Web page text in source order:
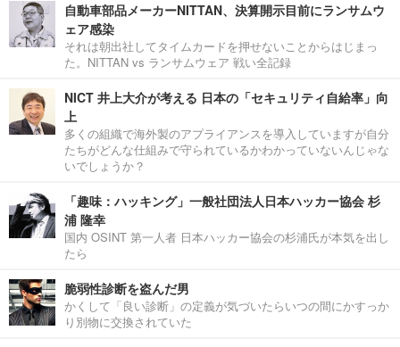
自動車部品メーカーNITTAN、決算開示目前にランサムウ
ェア感染
それは朝出社してタイムカードを押せないことからはじまっ
た。NITTAN vs ランサムウェア 戦い全記録
NICT 井上大介が考える 日本の「セキュリティ自給率」向
上
多くの組織で海外製のアプライアンスを導入していますが自分
たちがどんな仕組みで守られているかわかっていないんじゃな
いでしょうか？
「趣味：ハッキング」一般社団法人日本ハッカー協会 杉
浦 隆幸
国内 OSINT 第一人者 日本ハッカー協会の杉浦氏が本気を出し
たら
脆弱性診断を盗んだ男
かくして「良い診断」の定義が気づいたらいつの間にかすっか
り別物に交換されていた